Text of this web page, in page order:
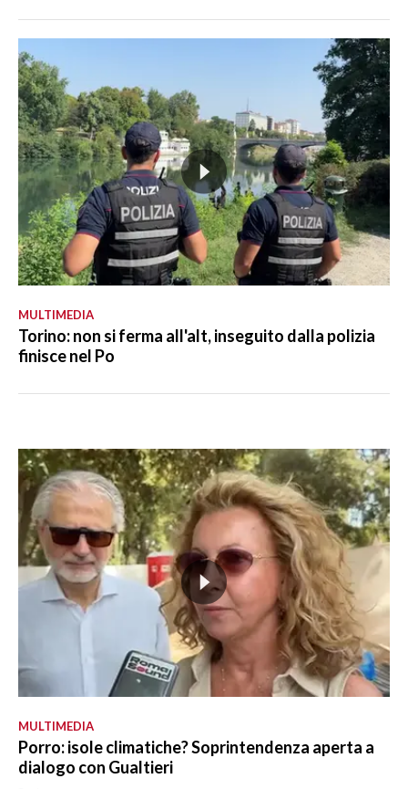
MULTIMEDIA
Torino: non si ferma all'alt, inseguito dalla polizia
finisce nel Po
MULTIMEDIA
Porro: isole climatiche? Soprintendenza aperta a
dialogo con Gualtieri